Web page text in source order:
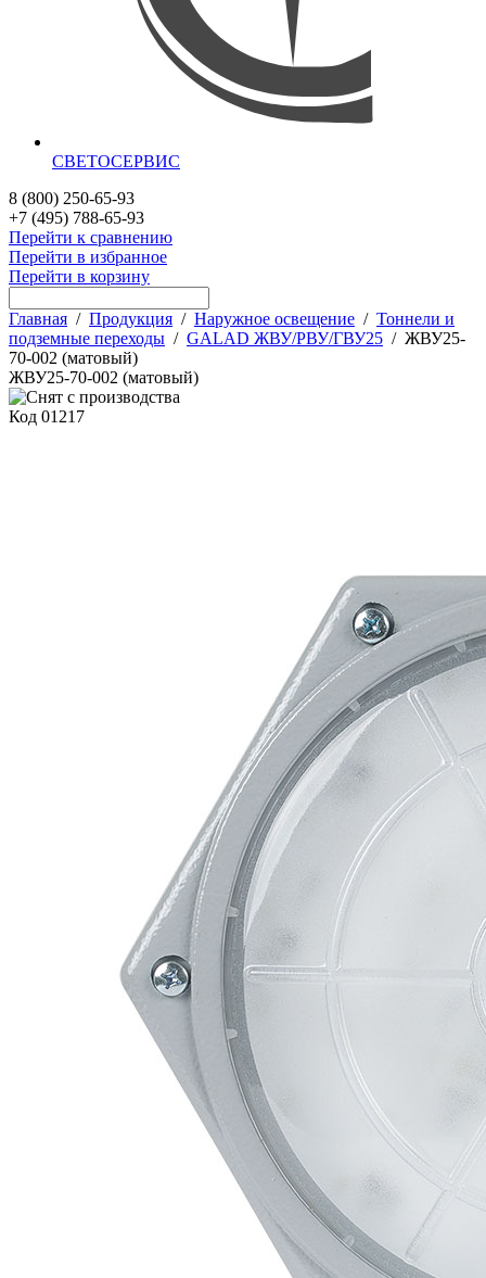
СВЕТОСЕРВИС
8 (800) 250-65-93
+7 (495) 788-65-93
Перейти к сравнению
Перейти в избранное
Перейти в корзину
Главная / Продукция / Наружное освещение / Тоннели и
подземные переходы / GALAD ЖВУ/РВУ/ГВУ25 / ЖВУ25-
70-002 (матовый)
ЖВУ25-70-002 (матовый)
Код 01217